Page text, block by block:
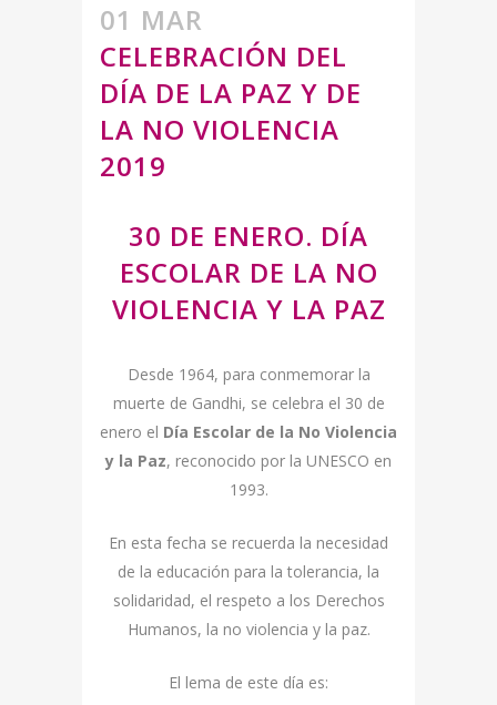
01 MAR
CELEBRACIÓN DEL
DÍA DE LA PAZ Y DE
LA NO VIOLENCIA
2019
30 DE ENERO. DÍA
ESCOLAR DE LA NO
VIOLENCIA Y LA PAZ
Desde 1964, para conmemorar la
muerte de Gandhi, se celebra el 30 de
enero el Día Escolar de la No Violencia
y la Paz, reconocido por la UNESCO en
1993.
En esta fecha se recuerda la necesidad
de la educación para la tolerancia, la
solidaridad, el respeto a los Derechos
Humanos, la no violencia y la paz.
El lema de este día es: